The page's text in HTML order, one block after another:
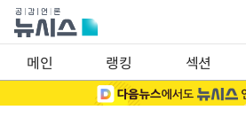
메인 랭킹 섹션